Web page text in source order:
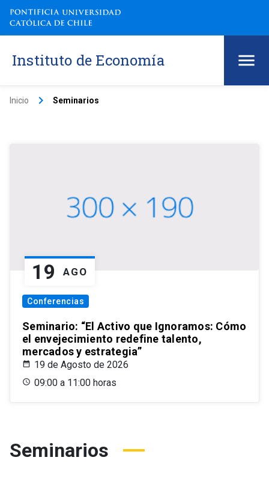
Instituto de Economía
Inicio keyboard_arrow_right Seminarios
19 AGO
Conferencias
Seminario: “El Activo que Ignoramos: Cómo
el envejecimiento redefine talento,
mercados y estrategia”
19 de Agosto de 2026
09:00 a 11:00 horas
Seminarios